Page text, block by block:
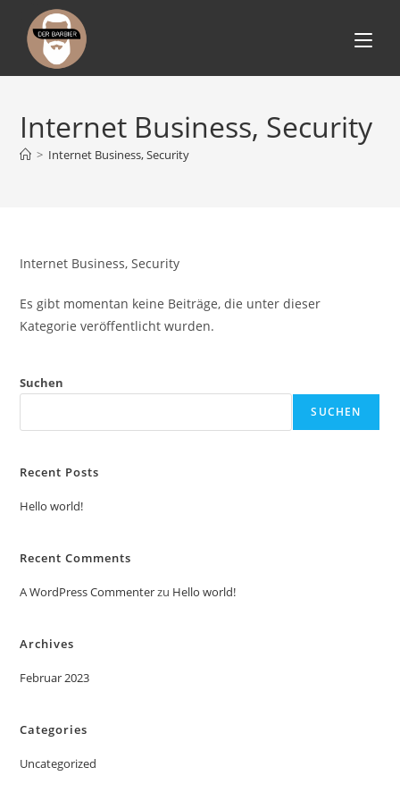
Inhalt
springen
Internet Business, Security
> Internet Business, Security
Internet Business, Security
Es gibt momentan keine Beiträge, die unter dieser
Kategorie veröffentlicht wurden.
Suchen
SUCHEN
Recent Posts
Hello world!
Recent Comments
A WordPress Commenterzu Hello world!
Archives
Februar 2023
Categories
Uncategorized